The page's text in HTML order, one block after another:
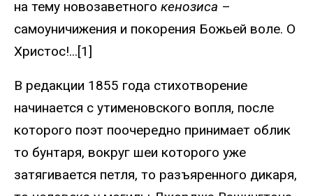
на тему новозаветного кенозиса –
самоуничижения и покорения Божьей воле. О
Христос!...[1]
В редакции 1855 года стихотворение
начинается с утименовского вопля, после
которого поэт поочередно принимает облик
то бунтаря, вокруг шеи которого уже
затягивается петля, то разъяренного дикаря,